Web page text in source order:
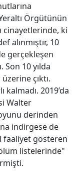
Örgütünün
cinayetlerinde, ki
alınmıştır, 10
gerçekleşen
Son 10 yılda
çıktı.
kalmadı. 2019’da
Walter
derinden
indirgese de
faaliyet gösteren
listelerinde"